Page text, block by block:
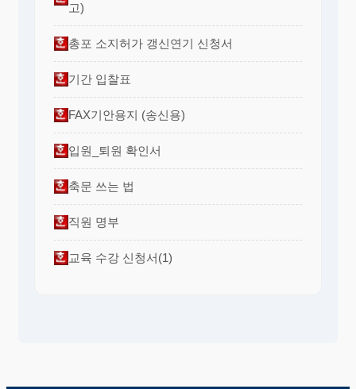
고)
총포 소지허가 갱신연기 신청서
기간 입찰표
FAX기안용지 (송신용)
입원_퇴원 확인서
축문 쓰는 법
직원 명부
교육 수강 신청서(1)